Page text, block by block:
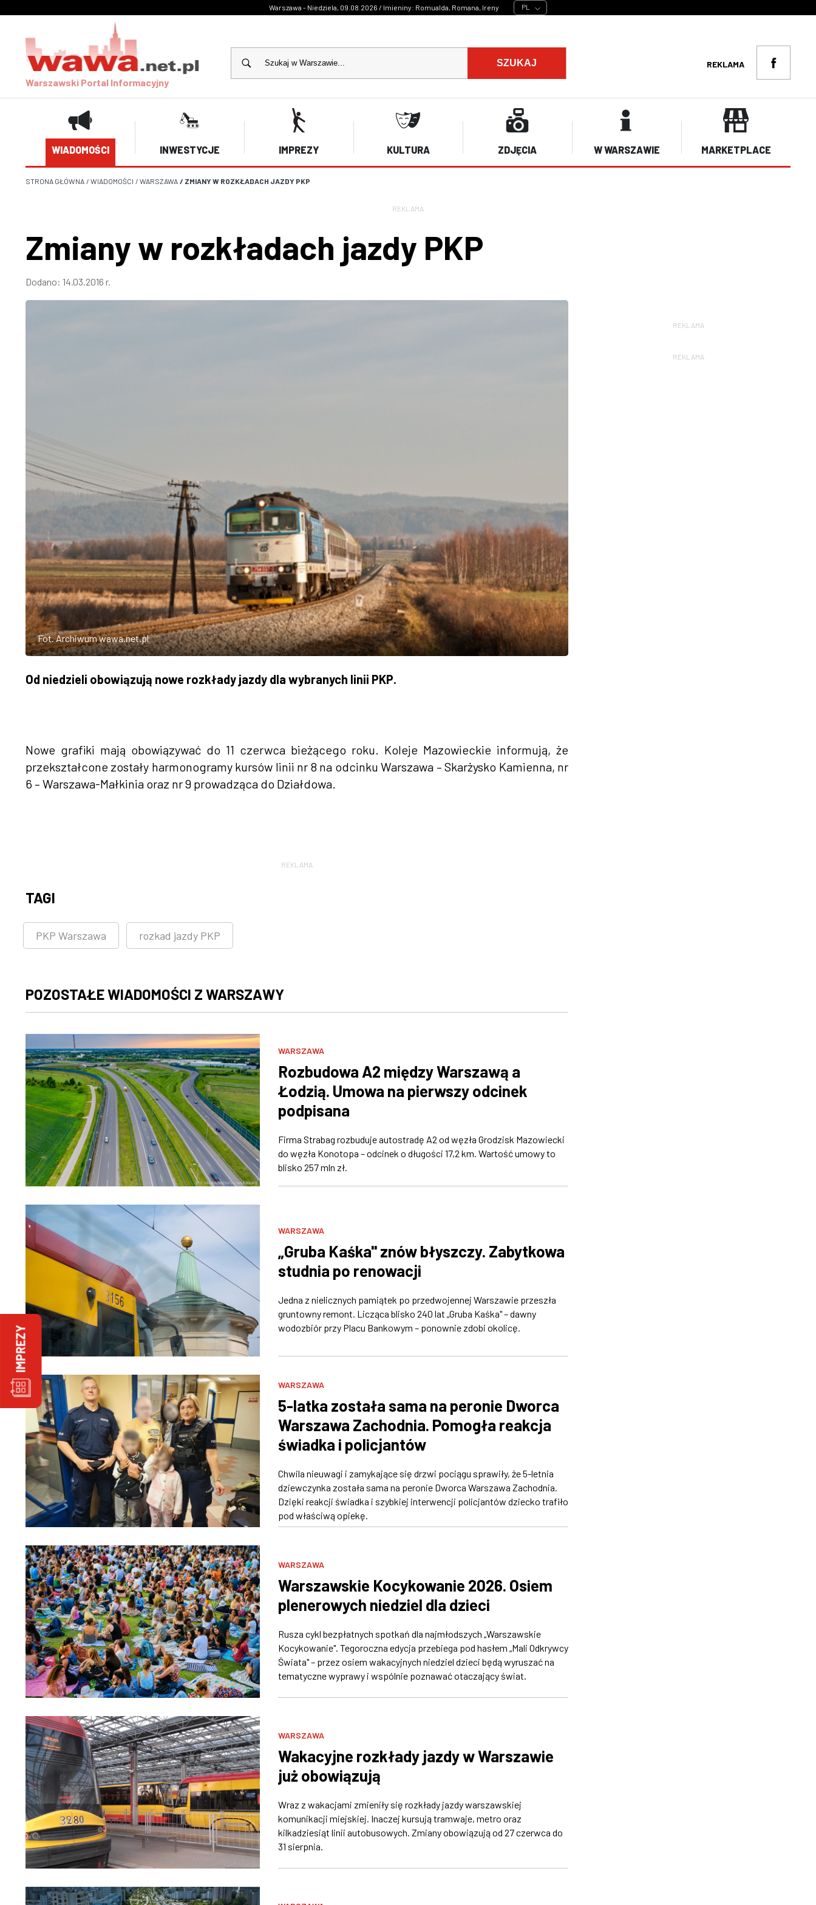
Warszawa - Niedziela, 09.08.2026 / Imieniny: Romualda, Romana, Ireny PL
Warszawski Portal Informacyjny
SZUKAJ REKLAMA
WIADOMOŚCI INWESTYCJE IMPREZY KULTURA ZDJĘCIA W WARSZAWIE MARKETPLACE
STRONA GŁÓWNA / WIADOMOŚCI / WARSZAWA / ZMIANY W ROZKŁADACH JAZDY PKP
REKLAMA
Zmiany w rozkładach jazdy PKP
Dodano: 14.03.2016 r.
Fot. Archiwum wawa.net.pl
Od niedzieli obowiązują nowe rozkłady jazdy dla wybranych linii PKP.
Nowe grafiki mają obowiązywać do 11 czerwca bieżącego roku. Koleje Mazowieckie informują, że
przekształcone zostały harmonogramy kursów linii nr 8 na odcinku Warszawa – Skarżysko Kamienna, nr
6 – Warszawa-Małkinia oraz nr 9 prowadząca do Działdowa.
REKLAMA
TAGI
PKP Warszawa rozkad jazdy PKP
POZOSTAŁE WIADOMOŚCI Z WARSZAWY
WARSZAWA
Rozbudowa A2 między Warszawą a
Łodzią. Umowa na pierwszy odcinek
podpisana
Firma Strabag rozbuduje autostradę A2 od węzła Grodzisk Mazowiecki
do węzła Konotopa – odcinek o długości 17,2 km. Wartość umowy to
blisko 257 mln zł.
WARSZAWA
„Gruba Kaśka" znów błyszczy. Zabytkowa
studnia po renowacji
Jedna z nielicznych pamiątek po przedwojennej Warszawie przeszła
gruntowny remont. Licząca blisko 240 lat „Gruba Kaśka" – dawny
wodozbiór przy Placu Bankowym – ponownie zdobi okolicę.
WARSZAWA
5-latka została sama na peronie Dworca
Warszawa Zachodnia. Pomogła reakcja
świadka i policjantów
Chwila nieuwagi i zamykające się drzwi pociągu sprawiły, że 5-letnia
dziewczynka została sama na peronie Dworca Warszawa Zachodnia.
Dzięki reakcji świadka i szybkiej interwencji policjantów dziecko trafiło
pod właściwą opiekę.
WARSZAWA
Warszawskie Kocykowanie 2026. Osiem
plenerowych niedziel dla dzieci
Rusza cykl bezpłatnych spotkań dla najmłodszych „Warszawskie
Kocykowanie". Tegoroczna edycja przebiega pod hasłem „Mali Odkrywcy
Świata" – przez osiem wakacyjnych niedziel dzieci będą wyruszać na
tematyczne wyprawy i wspólnie poznawać otaczający świat.
WARSZAWA
Wakacyjne rozkłady jazdy w Warszawie
już obowiązują
Wraz z wakacjami zmieniły się rozkłady jazdy warszawskiej
komunikacji miejskiej. Inaczej kursują tramwaje, metro oraz
kilkadziesiąt linii autobusowych. Zmiany obowiązują od 27 czerwca do
31 sierpnia.
REKLAMA
REKLAMA
IMPREZY